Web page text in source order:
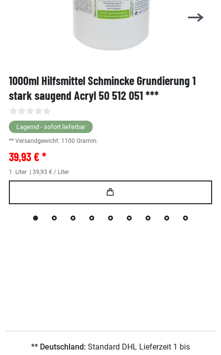
1000ml Hilfsmittel Schmincke Grundierung 1
stark saugend Acryl 50 512 051 ***
Lagernd - sofort lieferbar
** Versandgewicht: 1100 Gramm.
39,93 € *
1 Liter | 39,93 € / Liter
** Deutschland: Standard DHL Lieferzeit 1 bis